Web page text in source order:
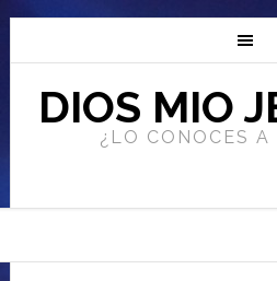
DIOS MIO
¿LO CONOCES A